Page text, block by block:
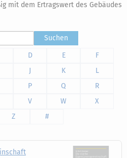
mit dem Ertragswert des Gebäudes
Suchen
D E
F
J K
L
P Q
R
V W
X
Z #